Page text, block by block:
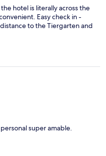
hotel is literally across the
Easy check in -
to the Tiergarten and
super amable.